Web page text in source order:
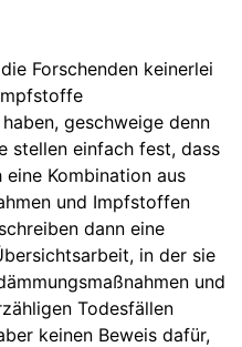
die Forschenden keinerlei
geschweige denn
stellen einfach fest, dass
Kombination aus
und Impfstoffen
dann eine
in der sie
und
Todesfällen
keinen Beweis dafür,